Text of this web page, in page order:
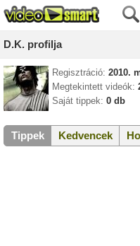
D.K. profilja
Regisztráció: 2010.
Megtekintett videók:
Saját tippek: 0 db
Tippek Kedvencek